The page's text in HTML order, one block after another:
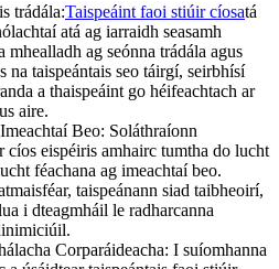
trádála:Taispeáint faoi stiúir cíosatá
atá ag iarraidh seasamh
mhealladh ag seónna trádála agus
na taispeántais seo táirgí, seirbhísí
a thaispeáint go héifeachtach ar
aire.
Beo: Soláthraíonn
cíos eispéiris amhairc tumtha do lucht
féachana ag imeachtaí beo.
taispeánann siad taibheoirí,
i dteagmháil le radharcanna
Corparáideacha: I suíomhanna